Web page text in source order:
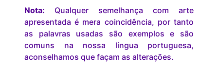
Nota: Qualquer semelhança com arte
apresentada é mera coincidência, por tanto
as palavras usadas são exemplos e são
comuns na nossa língua portuguesa,
aconselhamos que façam as alterações.